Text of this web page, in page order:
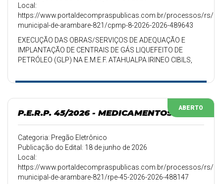
Local:
https://www.portaldecompraspublicas.com.br/processos/rs/
municipal-de-arambare-821/cpmp-8-2026-2026-489643
EXECUÇÃO DAS OBRAS/SERVIÇOS DE ADEQUAÇÃO E
IMPLANTAÇÃO DE CENTRAIS DE GÁS LIQUEFEITO DE
PETRÓLEO (GLP) NA E.M.E.F. ATAHUALPA IRINEO CIBILS,
ABERTO
P.E.R.P. 45/2026 - MEDICAMENTOS
Categoria: Pregão Eletrônico
Publicação do Edital: 18 de junho de 2026
Local:
https://www.portaldecompraspublicas.com.br/processos/rs/
municipal-de-arambare-821/rpe-45-2026-2026-488147